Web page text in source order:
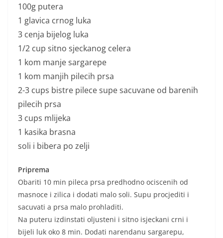
100g putera
1 glavica crnog luka
3 cenja bijelog luka
1/2 cup sitno sjeckanog celera
1 kom manje sargarepe
1 kom manjih pilecih prsa
2-3 cups bistre pilece supe sacuvane od barenih
pilecih prsa
3 cups mlijeka
1 kasika brasna
soli i bibera po zelji
Priprema
Obariti 10 min pileca prsa predhodno ociscenih od
masnoce i zilica i dodati malo soli. Supu procjediti i
sacuvati a prsa malo prohladiti.
Na puteru izdinstati oljusteni i sitno isjeckani crni i
bijeli luk oko 8 min. Dodati narendanu sargarepu,